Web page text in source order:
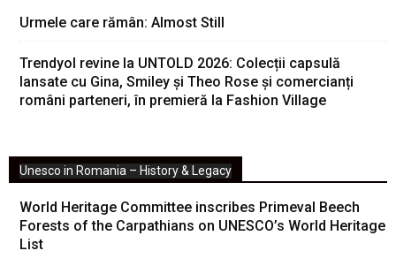
Urmele care rămân: Almost Still
Trendyol revine la UNTOLD 2026: Colecții capsulă
lansate cu Gina, Smiley și Theo Rose și comercianți
români parteneri, în premieră la Fashion Village
Unesco in Romania – History & Legacy
World Heritage Committee inscribes Primeval Beech
Forests of the Carpathians on UNESCO’s World Heritage
List